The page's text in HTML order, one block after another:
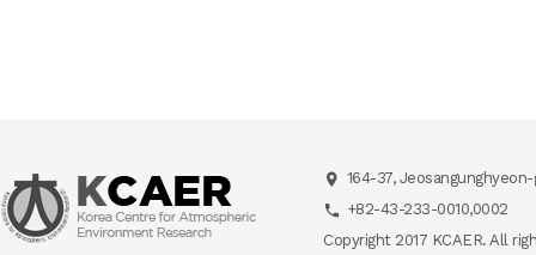
164-37,
+82-43-233-0010,0002
Copyright 2017 KCAER. All